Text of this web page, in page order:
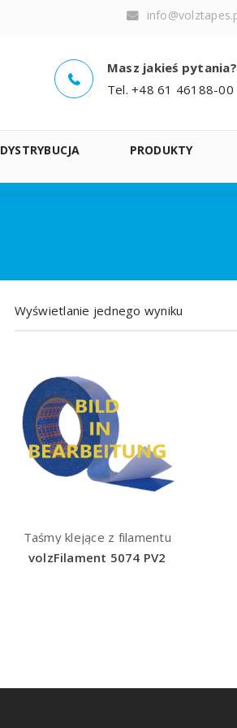
Masz jakieś
Tel. +48 61 46188-00
DYSTRYBUCJA PRODUKTY
Wyświetlanie jednego wyniku
Taśmy klejące z filamentu
volzFilament 5074 PV2